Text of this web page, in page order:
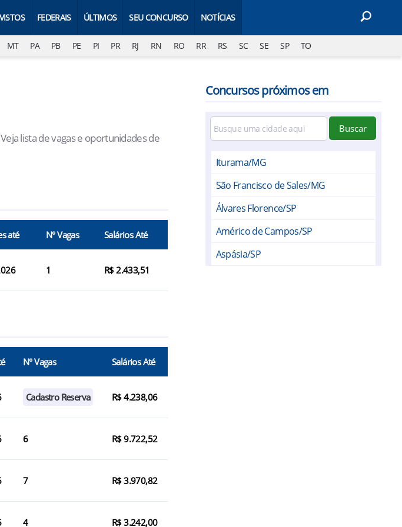
FEDERAIS ÚLTIMOS SEU CONCURSO NOTÍCIAS
MT PA PB PE PI PR RJ RN RO RR RS SC SE SP TO
lista de vagas e oportunidades de
até N° Vagas Salários Até
1 R$ 2.433,51
N° Vagas Salários Até
Cadastro Reserva R$ 4.238,06
6 R$ 9.722,52
7 R$ 3.970,82
4 R$ 3.242,00
Concursos próximos em
Buscar
Iturama/MG
São Francisco de Sales/MG
Álvares Florence/SP
Américo de Campos/SP
Aspásia/SP